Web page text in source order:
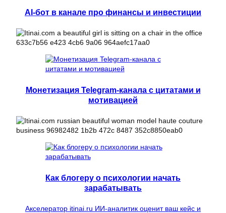
AI-бот в канале про финансы и инвестиции
Монетизация Telegram-канала с цитатами и
мотивацией
Как блогеру о психологии начать
зарабатывать
Акселератор itinai.ru ИИ-аналитик оценит ваш кейс и